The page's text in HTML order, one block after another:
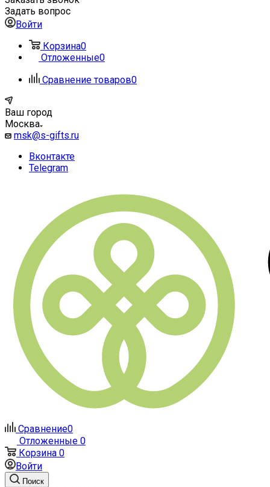
Задать вопрос
Войти
Корзина0
Отложенные0
Сравнение товаров0
Ваш город
Москва
msk@s-gifts.ru
Вконтакте
Telegram
Сравнение0
Отложенные 0
Корзина 0
Войти
Поиск